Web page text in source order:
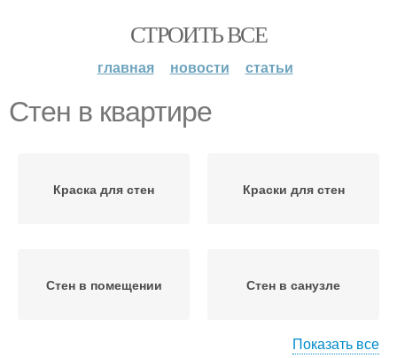
СТРОИТЬ ВСЕ
главная новости статьи
Стен в квартире
Краска для стен Краски для стен
Стен в помещении Стен в санузле
Показать все